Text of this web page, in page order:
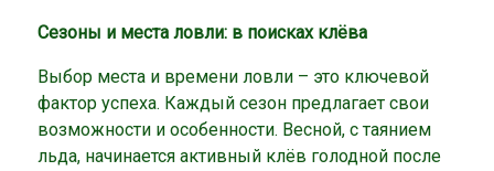
Сезоны и места ловли: в поисках клёва
Выбор места и времени ловли – это ключевой
фактор успеха. Каждый сезон предлагает свои
возможности и особенности. Весной, с таянием
льда, начинается активный клёв голодной после